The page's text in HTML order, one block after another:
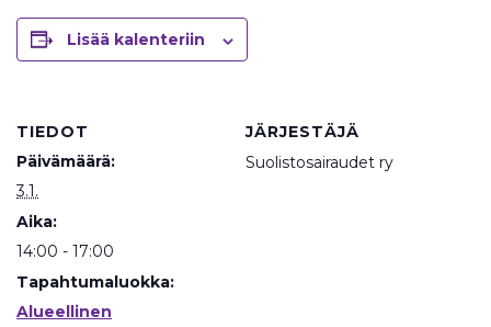
Lisää kalenteriin
TIEDOT
Päivämäärä:
3.1.
Aika:
14:00 - 17:00
Tapahtumaluokka:
Alueellinen
JÄRJESTÄJÄ
Suolistosairaudet ry